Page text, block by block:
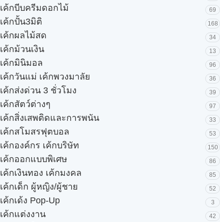
เค้กบีบครีมดอกไม้ 69
เค้กปั้น3มิติ 168
เค้กผลไม้สด 34
เค้กม้วนเงิน 13
เค้กมินิมอล 96
เค้กวันแม่ เค้กพวงมาลัย 36
เค้กส่งด่วน 3 ชั่วโมง 39
เค้กสัตว์ต่างๆ 97
เค้กสิ่งเสพติดและการพนัน 33
เค้กสโมสรฟุตบอล 53
เค้กองค์กร เค้กบริษัท 150
เค้กออกแบบพิเศษ 86
เค้กเงินทอง เค้กมงคล 85
เค้กเด็ก ผู้หญิง/ผู้ชาย 52
เค้กเด้ง Pop-Up 3
เค้กแต่งงาน 42